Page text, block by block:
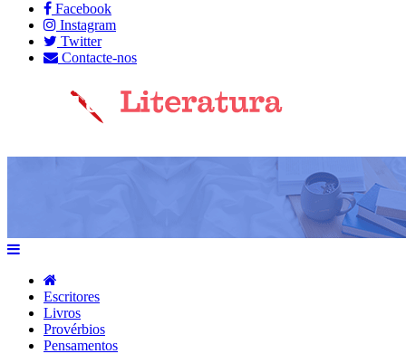
Facebook
Instagram
Twitter
Contacte-nos
Escritores
Livros
Provérbios
Pensamentos